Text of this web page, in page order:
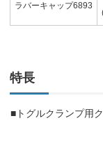
ラバーキャップ6893
特長
■トグルクランプ用